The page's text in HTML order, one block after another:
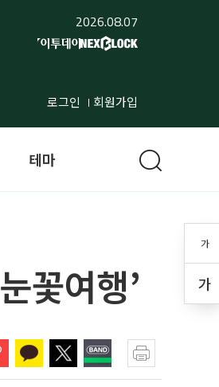
2026.08.07
로그인 회원가입
가
가
테마
꽃여행’